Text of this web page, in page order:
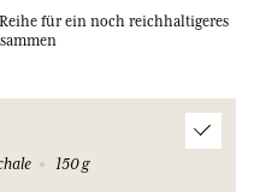
für ein noch reichhaltigeres
150 g